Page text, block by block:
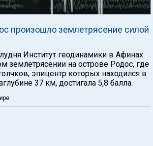
произошло землетрясение силой
Институт геодинамики в Афинах
землетрясении на острове Родос, где
эпицентр которых находился в
37 км, достигала 5,8 балла.